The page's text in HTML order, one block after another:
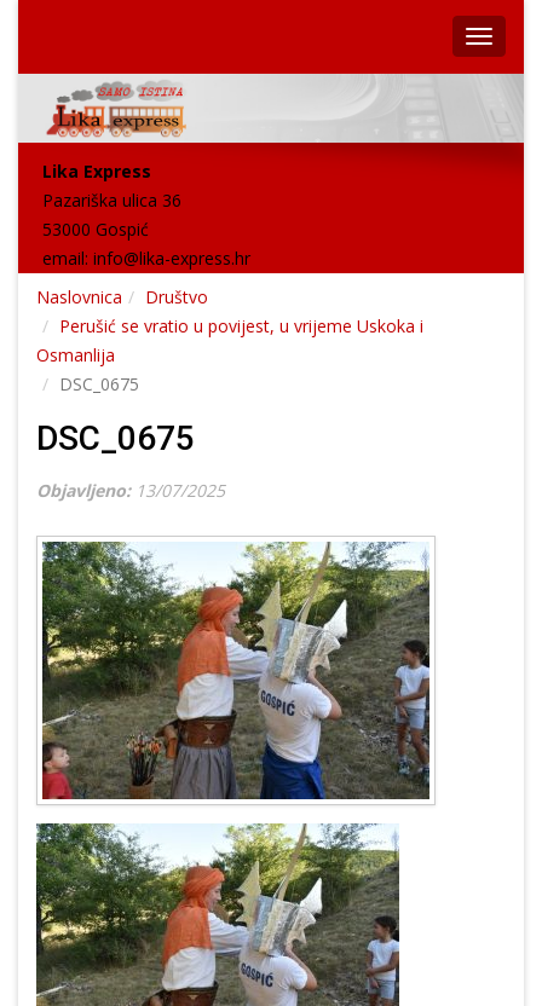
Lika Express
Pazariška ulica 36
53000 Gospić
email: info@lika-express.hr
Naslovnica
Društvo
Perušić se vratio u povijest, u vrijeme Uskoka i
Osmanlija
DSC_0675
DSC_0675
Objavljeno: 13/07/2025